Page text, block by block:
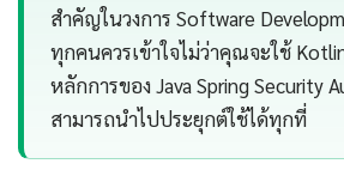
สำคัญในวงการ Software
ทุกคนควรเข้าใจไม่ว่าคุณจะใช้
หลักการของ Java Spring Security
สามารถนำไปประยุกต์ใช้ได้ทุกที่